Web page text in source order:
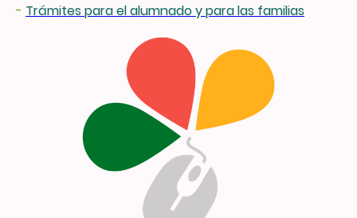
- Trámites para el alumnado y para las familias